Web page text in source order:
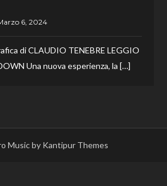
di CLAUDIO TENEBRE LEGGIO
Una nuova esperienza, la […]
Music by Kantipur Themes